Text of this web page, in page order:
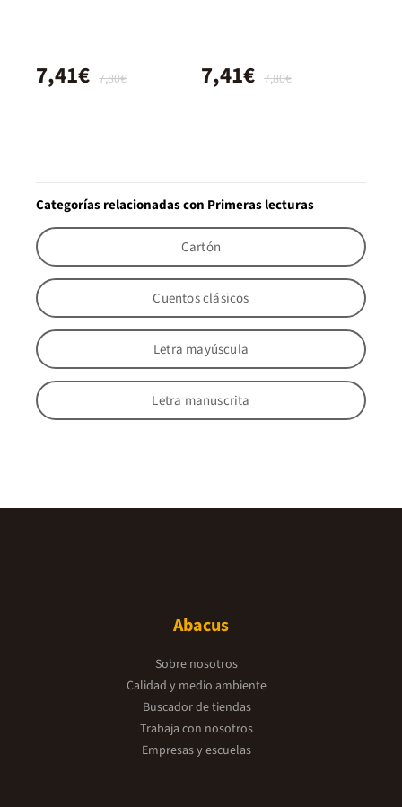
7,80€
7,41€ 7,80€
7,41€
Categorías relacionadas con Primeras lecturas
Cartón
Cuentos clásicos
Letra mayúscula
Letra manuscrita
Abacus
Sobre nosotros
Calidad y medio ambiente
Buscador de tiendas
Trabaja con nosotros
Empresas y escuelas